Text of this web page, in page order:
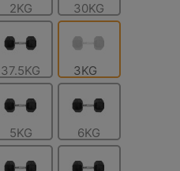
2KG 30KG
37.5KG 3KG
5KG 6KG